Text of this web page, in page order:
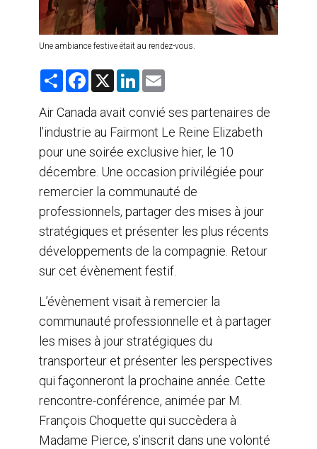
Une ambiance festive était au rendez-vous.
S
r
e
F
e
b
o
k
X
L
k
e
d
n
Air Canada avait convié ses partenaires de
l’industrie au Fairmont Le Reine Elizabeth
pour une soirée exclusive hier, le 10
décembre. Une occasion privilégiée pour
remercier la communauté de
professionnels, partager des mises à jour
stratégiques et présenter les plus récents
développements de la compagnie. Retour
sur cet évènement festif.
L’évènement visait à remercier la
communauté professionnelle et à partager
les mises à jour stratégiques du
transporteur et présenter les perspectives
qui façonneront la prochaine année. Cette
rencontre-conférence, animée par M.
François Choquette qui succèdera à
Madame Pierce, s’inscrit dans une volonté